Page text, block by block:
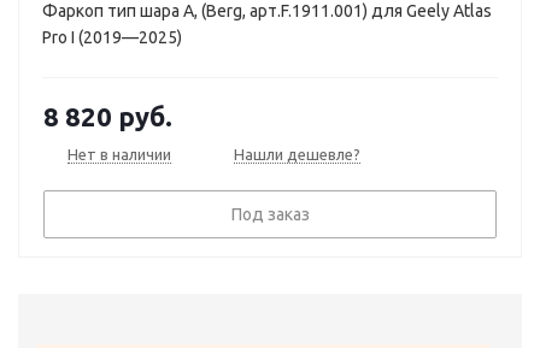
Фаркоп тип шара A, (Berg, арт.F.1911.001) для Geely Atlas
Pro I (2019—2025)
8 820 руб.
Нет в наличии Нашли дешевле?
Под заказ